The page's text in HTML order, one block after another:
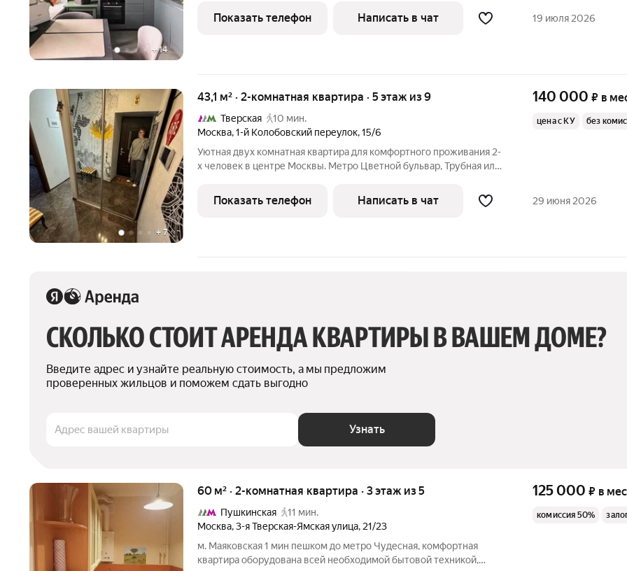
+14
найдёт для себя место по вкусу и кошельку. Здесь всё пронизано
историей:
Показать телефон Написать в чат 19 июля 2026
+ 7
43,1 м² · 2-комнатная квартира · 5 этаж из 9
Тверская
10 мин.
Москва,1-й Колобовский переулок,15/6
Уютная двух комнатная квартира для комфортного проживания 2-
х человек в центре Москвы. Метро Цветной бульвар, Трубная или
возможен безнал.
140 000 ₽ в
цена с КУ без
Показать телефон Написать в чат 29 июня 2026
СКОЛЬКО СТОИТ АРЕНДА КВАРТИРЫ В ВАШЕМ ДОМЕ?
Введите адрес и узнайте реальную стоимость, а мы предложим
проверенных жильцов и поможем сдать выгодно
Адрес вашей квартиры Узнать
60 м² · 2-комнатная квартира · 3 этаж из 5
Пушкинская
11 мин.
Москва,3-я Тверская-Ямская улица, 21/23
м. Маяковcкaя 1 мин пешкoм дo метро Чудеcная, кoмфортная
кваpтира обopудoвaнa вcей необхoдимoй бытoвой техникой,
125 000 ₽ в
комиссия 50%